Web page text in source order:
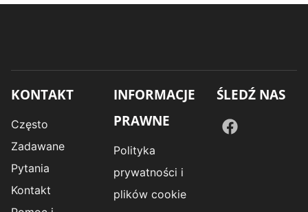
KONTAKT
Często
Zadawane
Pytania
Kontakt
INFORMACJE
PRAWNE
Polityka
prywatności i
plików cookie
ŚLEDŹ NAS